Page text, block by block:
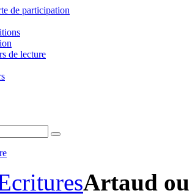
de participation
de lecture
Artaud ou